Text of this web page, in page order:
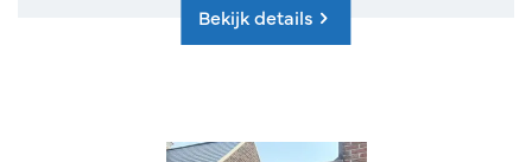
Bekijk details